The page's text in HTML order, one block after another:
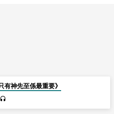
有神先至係最重要》